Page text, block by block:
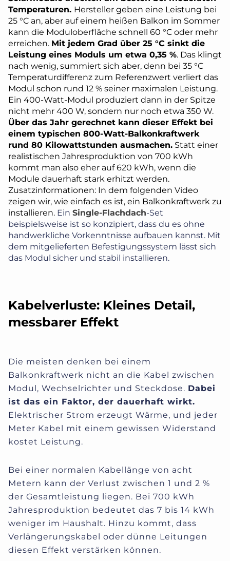
Temperaturen. Hersteller geben eine Leistung bei
25 °C an, aber auf einem heißen Balkon im Sommer
kann die Moduloberfläche schnell 60 °C oder mehr
erreichen. Mit jedem Grad über 25 °C sinkt die
Leistung eines Moduls um etwa 0,35 %. Das klingt
nach wenig, summiert sich aber, denn bei 35 °C
Temperaturdifferenz zum Referenzwert verliert das
Modul schon rund 12 % seiner maximalen Leistung.
Ein 400-Watt-Modul produziert dann in der Spitze
nicht mehr 400 W, sondern nur noch etwa 350 W.
Über das Jahr gerechnet kann dieser Effekt bei
einem typischen 800-Watt-Balkonkraftwerk
rund 80 Kilowattstunden ausmachen. Statt einer
realistischen Jahresproduktion von 700 kWh
kommt man also eher auf 620 kWh, wenn die
Module dauerhaft stark erhitzt werden.
Zusatzinformationen: In dem folgenden Video
zeigen wir, wie einfach es ist, ein Balkonkraftwerk zu
installieren. Ein Single-Flachdach-Set
beispielsweise ist so konzipiert, dass du es ohne
handwerkliche Vorkenntnisse aufbauen kannst. Mit
dem mitgelieferten Befestigungssystem lässt sich
das Modul sicher und stabil installieren.
Kabelverluste: Kleines Detail,
messbarer Effekt
Die meisten denken bei einem
Balkonkraftwerk nicht an die Kabel zwischen
Modul, Wechselrichter und Steckdose. Dabei
ist das ein Faktor, der dauerhaft wirkt.
Elektrischer Strom erzeugt Wärme, und jeder
Meter Kabel mit einem gewissen Widerstand
kostet Leistung.
Bei einer normalen Kabellänge von acht
Metern kann der Verlust zwischen 1 und 2 %
der Gesamtleistung liegen. Bei 700 kWh
Jahresproduktion bedeutet das 7 bis 14 kWh
weniger im Haushalt. Hinzu kommt, dass
Verlängerungskabel oder dünne Leitungen
diesen Effekt verstärken können.